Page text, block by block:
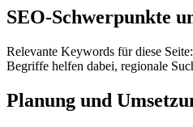
SEO-Schwerpunkte
Relevante Keywords für diese Seite:
Begriffe helfen dabei, regionale
Planung und